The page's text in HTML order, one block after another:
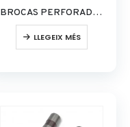
BROCAS PERFORADORA DE PAPEL 3
LLEGEIX MÉS